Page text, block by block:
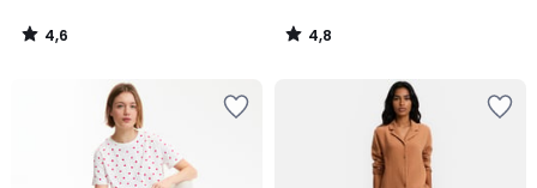
4,6
/
4,8
/